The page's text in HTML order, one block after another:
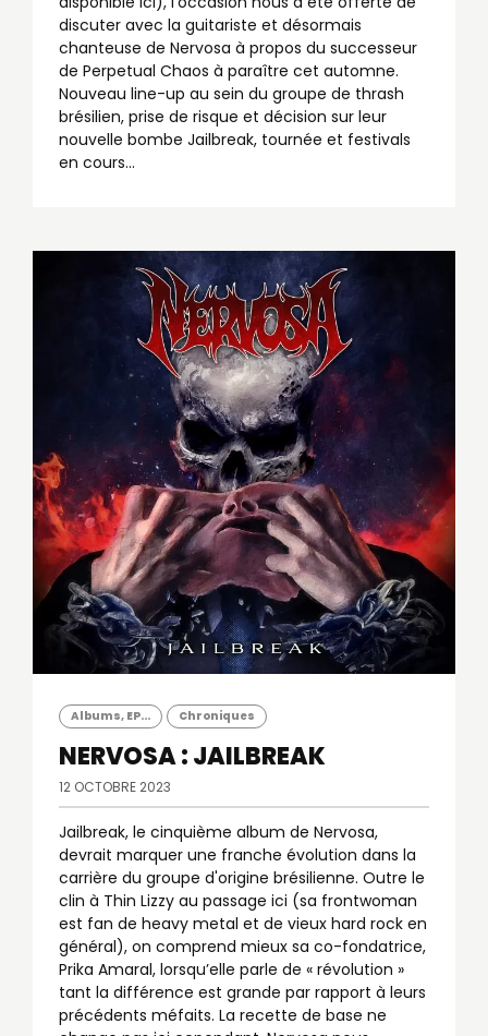
discuter avec la guitariste et désormais
chanteuse de Nervosa à propos du successeur
de Perpetual Chaos à paraître cet automne.
Nouveau line-up au sein du groupe de thrash
brésilien, prise de risque et décision sur leur
nouvelle bombe Jailbreak, tournée et festivals
en cours...
Albums, EP... Chroniques
NERVOSA : JAILBREAK
12 OCTOBRE 2023
Jailbreak, le cinquième album de Nervosa,
devrait marquer une franche évolution dans la
carrière du groupe d'origine brésilienne. Outre le
clin à Thin Lizzy au passage ici (sa frontwoman
est fan de heavy metal et de vieux hard rock en
général), on comprend mieux sa co-fondatrice,
Prika Amaral, lorsqu’elle parle de « révolution »
tant la différence est grande par rapport à leurs
précédents méfaits. La recette de base ne